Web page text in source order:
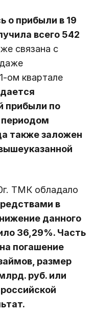
о прибыли в 19
всего 542
связана с
ом квартале
прибыли по
также заложен
ТМК обладало
в
данного
36,29%. Часть
погашение
размер
руб. или